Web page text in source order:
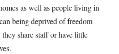
as well as people living in
being deprived of freedom
share staff or have little